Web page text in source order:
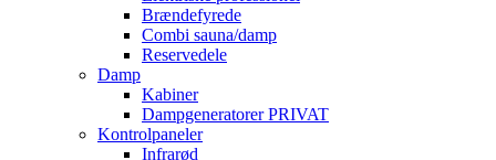
Brændefyrede
Combi sauna/damp
Reservedele
Damp
Kabiner
Dampgeneratorer PRIVAT
Kontrolpaneler
Infrarød